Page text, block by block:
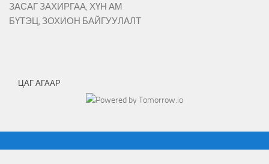
ЗАСАГ ЗАХИРГАА, ХҮН АМ
БҮТЭЦ, ЗОХИОН БАЙГУУЛАЛТ
ЦАГ АГААР